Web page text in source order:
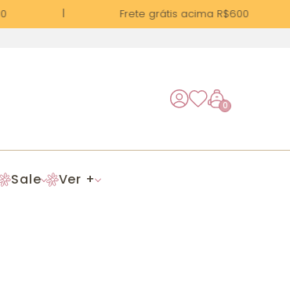
Frete grátis acima R$600
0
Sale Ver +